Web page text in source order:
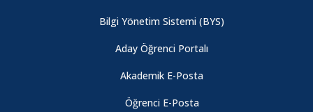
Bilgi Yönetim Sistemi (BYS)
Aday Öğrenci Portalı
Akademik E-Posta
Öğrenci E-Posta